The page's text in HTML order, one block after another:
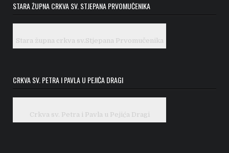
STARA ŽUPNA CRKVA SV. STJEPANA PRVOMUČENIKA
Stara župna crkva sv.Stjepana Prvomučenika
CRKVA SV. PETRA I PAVLA U PEJIĆA DRAGI
Crkva sv. Petra i Pavla u Pejića Dragi